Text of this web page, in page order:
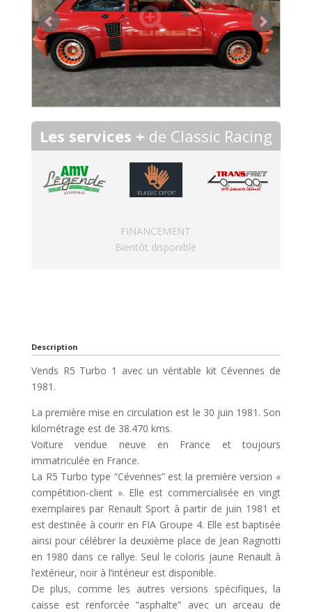
Les services + de Classic Racing
FINANCEMENT
Bientôt disponible
Description
Vends R5 Turbo 1 avec un véritable kit Cévennes de
1981.
La première mise en circulation est le 30 juin 1981. Son
kilométrage est de 38.470 kms.
Voiture vendue neuve en France et toujours
immatriculée en France.
La R5 Turbo type “Cévennes” est la première version «
compétition-client ». Elle est commercialisée en vingt
exemplaires par Renault Sport à partir de juin 1981 et
est destinée à courir en FIA Groupe 4. Elle est baptisée
ainsi pour célébrer la deuxième place de Jean Ragnotti
en 1980 dans ce rallye. Seul le coloris jaune Renault à
l’extérieur, noir à l’intérieur est disponible.
De plus, comme les autres versions spécifiques, la
caisse est renforcée “asphalte” avec un arceau de